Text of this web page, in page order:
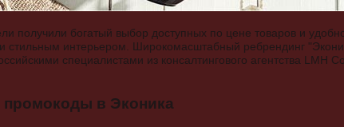
получили богатый выбор доступных по цене товаров и
стильным интерьером. Широкомасштабный ребрендинг
специалистами из консалтингового агентства LMH
в Эконика